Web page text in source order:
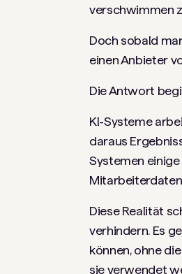
verschwimmen
Doch sobald
einen Anbieter
Die Antwort
KI-Systeme
daraus
Systemen
Diese Realität
verhindern. Es
können, ohne
sie verwendet